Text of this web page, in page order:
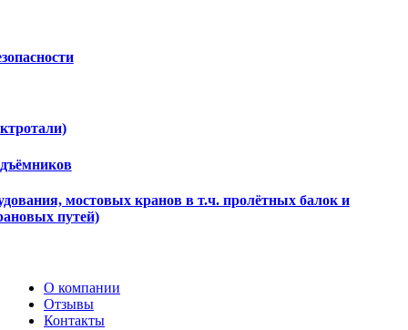
мостовых кранов в т.ч. пролётных балок и
путей)
О компании
Отзывы
Контакты